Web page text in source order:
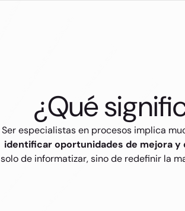
¿Qué
Ser especialistas en procesos implica
identificar oportunidades de mejora
solo de informatizar, sino de redefinir la